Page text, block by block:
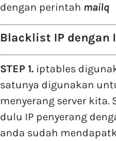
dengan perintah mailq
Blacklist IP dengan
STEP 1. iptables
satunya digunakan
menyerang server kita.
dulu IP penyerang
anda sudah